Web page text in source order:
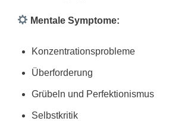
Mentale Symptome:
Konzentrationsprobleme
Überforderung
Grübeln und Perfektionismus
Selbstkritik